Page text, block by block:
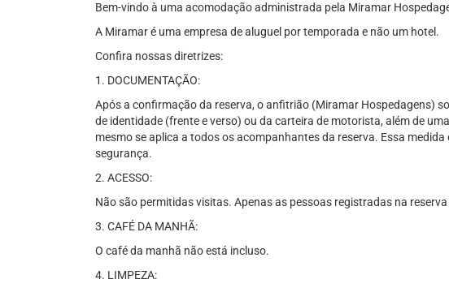
Bem-vindo à uma acomodação administrada pela Miramar
A Miramar é uma empresa de aluguel por temporada e não um hotel.
Confira nossas diretrizes:
1. DOCUMENTAÇÃO:
Após a confirmação da reserva, o anfitrião (Miramar Hospedagens)
de identidade (frente e verso) ou da carteira de motorista, além de
mesmo se aplica a todos os acompanhantes da reserva. Essa
segurança.
2. ACESSO:
Não são permitidas visitas. Apenas as pessoas registradas na
3. CAFÉ DA MANHÃ:
O café da manhã não está incluso.
4. LIMPEZA: